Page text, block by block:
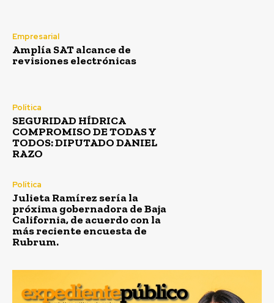
Empresarial
Amplía SAT alcance de
revisiones electrónicas
Política
SEGURIDAD HÍDRICA
COMPROMISO DE TODAS Y
TODOS: DIPUTADO DANIEL
RAZO
Política
Julieta Ramírez sería la
próxima gobernadora de Baja
California, de acuerdo con la
más reciente encuesta de
Rubrum.